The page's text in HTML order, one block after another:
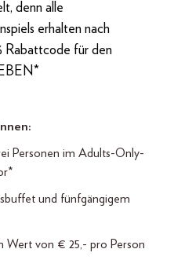
denn alle
erhalten nach
Rabattcode für den
Personen im Adults-Only-
und fünfgängigem
Wert von € 25,- pro Person